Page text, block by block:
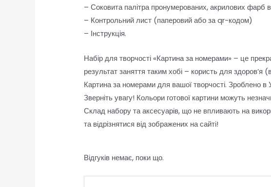
– Соковита палітра пронумерованих, акрилових фарб
– Контрольний лист (паперовий або за qr-кодом)
– Інструкція.
Набір для творчості «Картина за номерами» – це
результат заняття таким хобі – користь для здоров’я
Картина за номерами для вашої творчості. Зроблено в
Зверніть увагу! Кольори готової картини можуть
Склад набору та аксесуарів, що не впливають на
та відрізнятися від зображених на сайті!
Відгуків немає, поки що.